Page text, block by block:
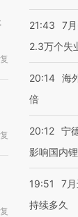
21:43
7
2.3万个失
20:14 海
倍
20:12 宁
影响国内
19:51
7
持续多久